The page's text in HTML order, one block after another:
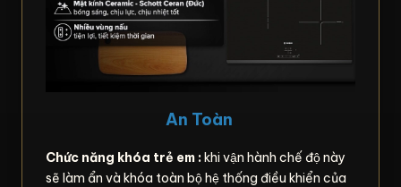
An Toàn
Chức năng khóa trẻ em :khi vận hành chế độ này
sẽ làm ẩn và khóa toàn bộ hệ thống điều khiển của